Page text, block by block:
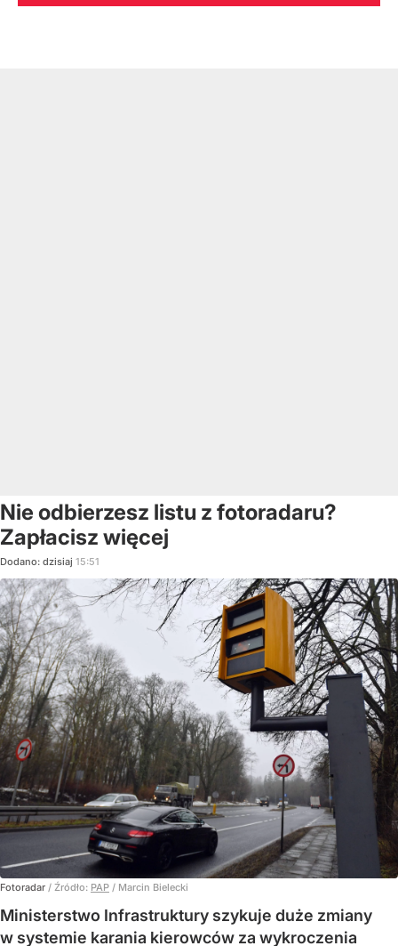
Nie odbierzesz listu z fotoradaru?
Zapłacisz więcej
Dodano: dzisiaj 15:51
Fotoradar / Źródło: PAP / Marcin Bielecki
Ministerstwo Infrastruktury szykuje duże zmiany
w systemie karania kierowców za wykroczenia